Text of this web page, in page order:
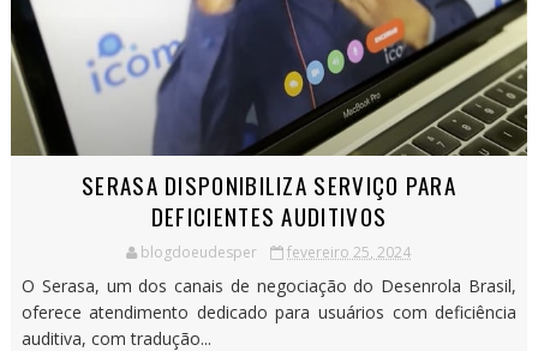
SERASA DISPONIBILIZA SERVIÇO PARA
DEFICIENTES AUDITIVOS
blogdoeudesper fevereiro 25, 2024
O Serasa, um dos canais de negociação do Desenrola Brasil,
oferece atendimento dedicado para usuários com deficiência
auditiva, com tradução...